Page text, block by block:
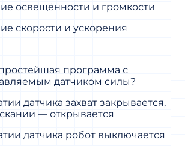
освещённости и громкости
скорости и ускорения
программа с
датчиком силы?
датчика захват закрывается,
— открывается
датчика робот выключается